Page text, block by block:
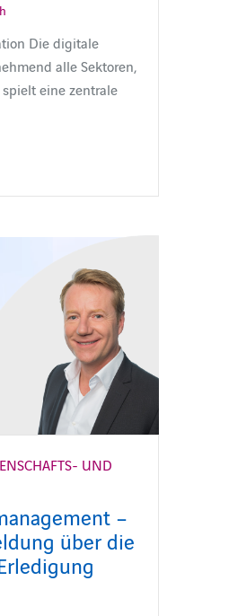
Die digitale
alle Sektoren,
eine zentrale
UND
–
über die